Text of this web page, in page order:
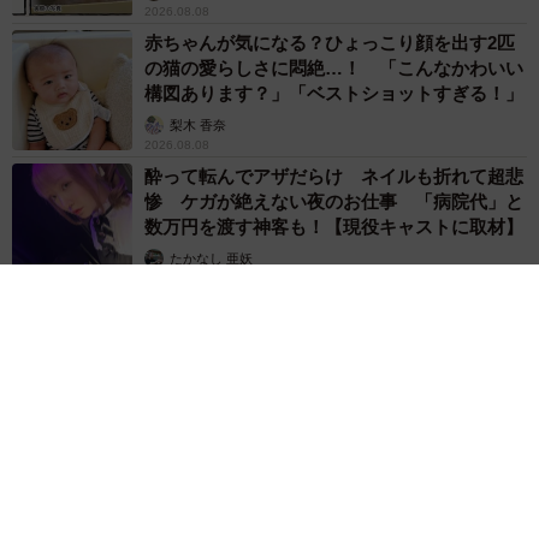
2026.08.08
赤ちゃんが気になる？ひょっこり顔を出す2匹
の猫の愛らしさに悶絶…！ 「こんなかわいい
構図あります？」「ベストショットすぎる！」
梨木 香奈
2026.08.08
酔って転んでアザだらけ ネイルも折れて超悲
惨 ケガが絶えない夜のお仕事 「病院代」と
数万円を渡す神客も！【現役キャストに取材】
たかなし 亜妖